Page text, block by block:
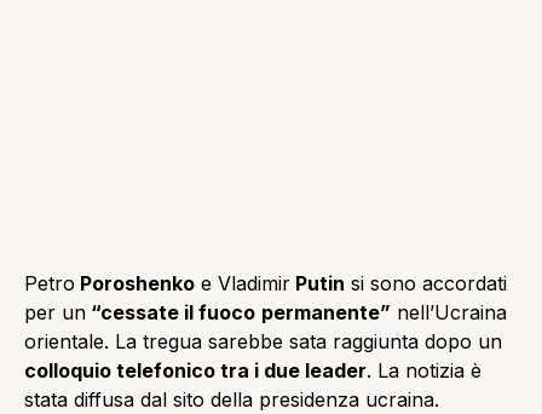
Petro Poroshenko e Vladimir Putin si sono accordati
per un “cessate il fuoco permanente” nell’Ucraina
orientale. La tregua sarebbe sata raggiunta dopo un
colloquio telefonico tra i due leader. La notizia è
stata diffusa dal sito della presidenza ucraina.